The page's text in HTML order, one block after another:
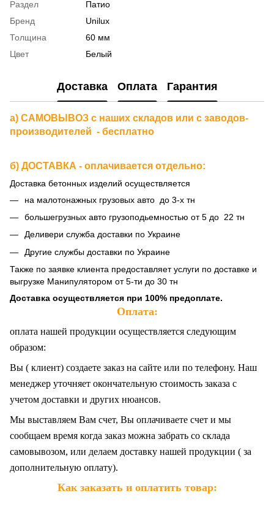
Раздел
Патио
Бренд
Unilux
Толщина
60 мм
Цвет
Белый
Доставка Оплата Гарантия
а) САМОВЫВОЗ с наших складов или с заводов-
производителей - бесплатно
б) ДОСТАВКА - оплачивается отдельно:
Доставка бетонных изделий осуществляется
на малотонажных грузовых авто до 3-х тн
большегрузных авто грузоподьемностью от 5 до 22 тн
Деливери служба доставки по Украине
Другие службы доставки по Украине
Также по заявке клиента предоставляет услуги по доставке и
выгрузке Манипулятором от 5-ти до 30 тн
Доставка осуществляется при 100% предоплате.
Оплата:
оплата нашей продукции осуществляется следующим
образом:
Вы ( клиент) создаете заказ на сайте или по телефону. Наш
менеджер уточняет окончательную стоимость заказа с
учетом доставки и других нюансов.
Мы выставляем Вам счет, Вы оплачиваете счет и мы
сообщаем время когда заказ можна забрать со склада
самовывозом, или делаем доставку нашей продукции ( за
дополнительную оплату).
Как заказать и оплатить товар: